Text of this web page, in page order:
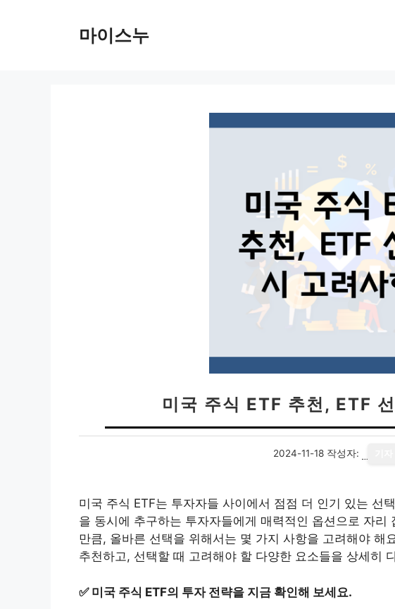
마이스누
미국 주식 ETF 추천, ETF
2024-11-18 작성자:
미국 주식 ETF는 투자자들 사이에서 점점 더 인기 있는 선
을 동시에 추구하는 투자자들에게 매력적인 옵션으로 자리
만큼, 올바른 선택을 위해서는 몇 가지 사항을 고려해야 해
추천하고, 선택할 때 고려해야 할 다양한 요소들을 상세히
✅ 미국 주식 ETF의 투자 전략을 지금 확인해 보세요.